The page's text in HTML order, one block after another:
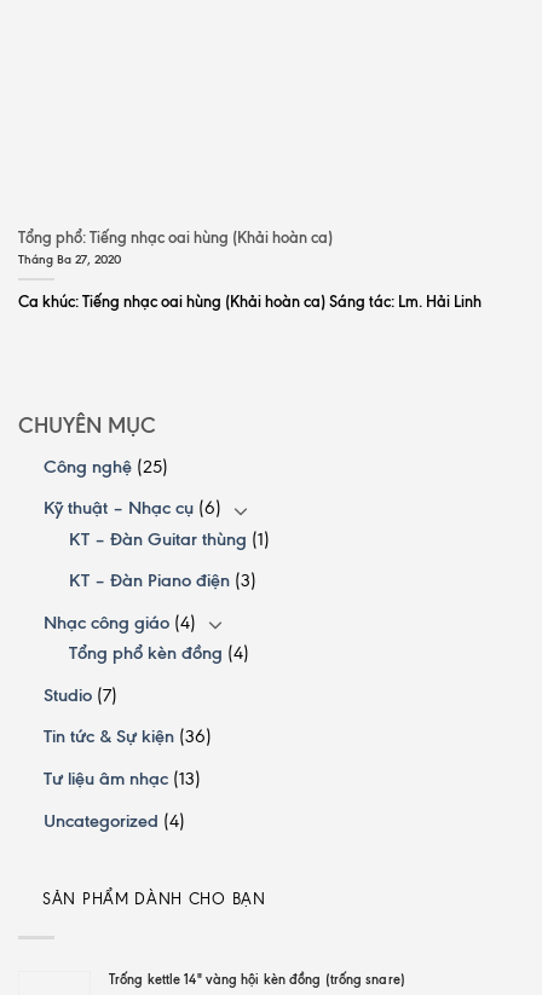
Tổng phổ: Tiếng nhạc oai hùng (Khải hoàn ca)
Tháng Ba 27, 2020
Ca khúc: Tiếng nhạc oai hùng (Khải hoàn ca) Sáng tác: Lm. Hải Linh
CHUYÊN MỤC
Công nghệ(25)
Kỹ thuật – Nhạc cụ(6)
KT – Đàn Guitar thùng (1)
KT – Đàn Piano điện(3)
Nhạc công giáo(4)
Tổng phổ kèn đồng (4)
Studio(7)
Tin tức & Sự kiện(36)
Tư liệu âm nhạc(13)
Uncategorized (4)
SẢN PHẨM DÀNH CHO BẠN
Trống kettle 14" vàng hội kèn đồng (trống snare)